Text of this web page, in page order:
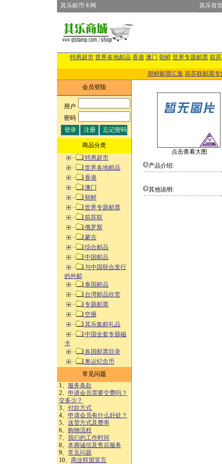
其乐邮币卡网 其乐首
特惠超市 世界各地邮品 香港 澳门 朝鲜 世界专题邮票 前
朝鲜邮票汇集 前苏联邮票专
会员登陆
用户:
密码:
商品分类
特惠超市
世界各地邮品
香港
澳门
朝鲜
世界专题邮票
前苏联
俄罗斯
蒙古
综合邮品
中国邮品
与中国联合发行
的外邮
泰国邮品
台湾邮品欣赏
专题邮票
空册
其乐集邮礼品
中国全套专题磁
卡
各国邮票目录
奥运纪念币
常见问题
1、 服务条款
2、 申请会员需要交费吗？
交多少？
3、 付款方式
4、 申请会员有什么好处？
5、 送货方式及费率
6、 购物流程
7、 我们的工作时间
8、 本廊诚信及售后服务
9、 常见问题
10、 商业联盟宣言
点击查看大图
产品介绍:
其他说明: